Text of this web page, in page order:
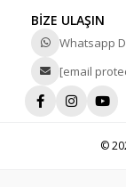
BİZE ULAŞIN
Whatsapp
[email
©